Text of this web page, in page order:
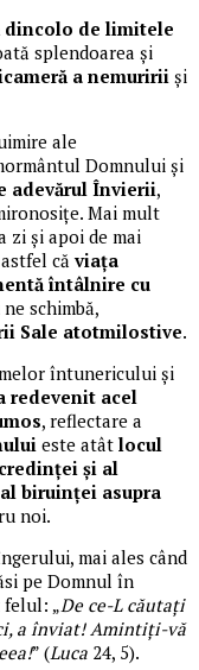
dincolo de limitele
splendoarea și
a nemuririi și
ale
Domnului și
adevărul Învierii,
Mai mult
zi și apoi de mai
căviața
întâlnire cu
schimbă,
Sale atotmilostive.
întunericului și
redevenit acel
, reflectare a
este atât locul
și al
biruinței asupra
noi.
mai ales când
pe Domnul în
„De ce-L căutaţi
a înviat! Amintiţi-vă
” (Luca 24, 5).